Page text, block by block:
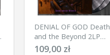
DENIAL OF GOD Death
and the Beyond 2LP
(BLACK)
109,00 zł